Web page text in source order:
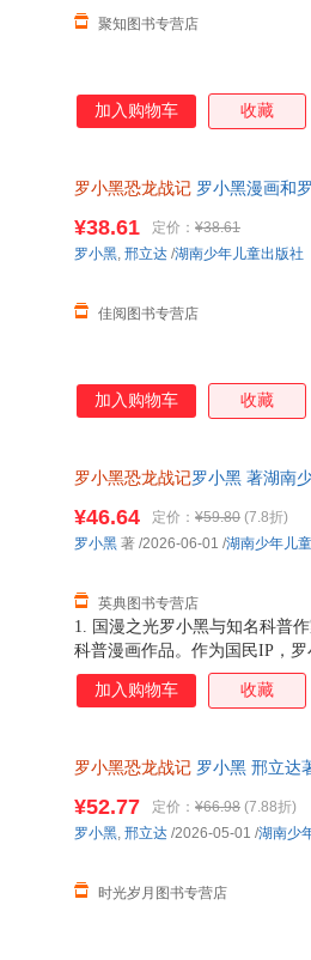
聚知图书专营店
加入购物车 收藏
罗小黑恐龙战记 罗小黑漫画和
¥38.61 定价： ¥38.61
佳阅图书专营店
罗小黑, 邢立达 /湖南少年儿童出版社
加入购物车 收藏
罗小黑恐龙战记罗小黑 著湖南
1. 国漫之光罗小黑与知名科普
科普漫画作品。作为国民IP，
动画于2011年开始播放，B站
3.15亿票房，同名漫画书2015
得主，中国古生物学会科普工
共20种恐龙的100+知识，兼具
越进恐龙世界，与这些史前巨
¥46.64 定价： ¥59.80 (7.8折)
英典图书专营店
罗小黑 著 /2026-06-01 /湖南少年儿
加入购物车 收藏
罗小黑恐龙战记 罗小黑 邢立达
¥52.77 定价： ¥66.98 (7.88折)
时光岁月图书专营店
罗小黑, 邢立达 /2026-05-01 /湖南少